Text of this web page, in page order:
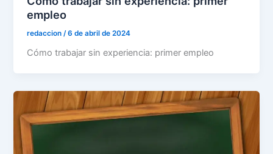
empleo
redaccion /6 de abril de 2024
Cómo trabajar sin experiencia: primer empleo